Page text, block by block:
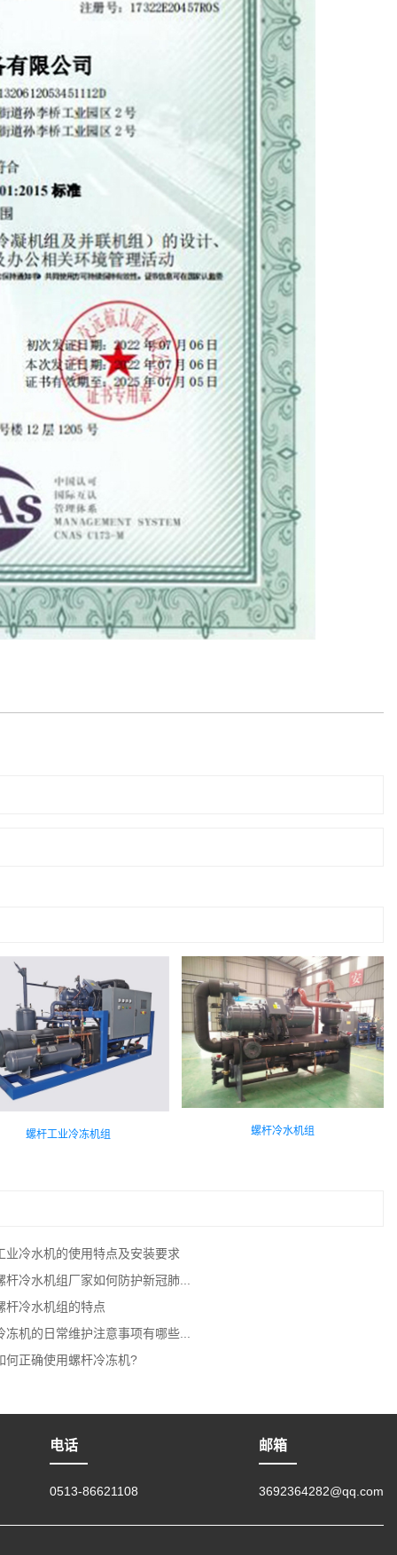
螺杆工业冷冻机组 螺杆冷水机组
业冷水机的使用特点及安装要求
杆冷水机组厂家如何防护新冠肺...
杆冷水机组的特点
冻机的日常维护注意事项有哪些...
何正确使用螺杆冷冻机?
电话
0513-86621108
邮箱
3692364282@qq.com